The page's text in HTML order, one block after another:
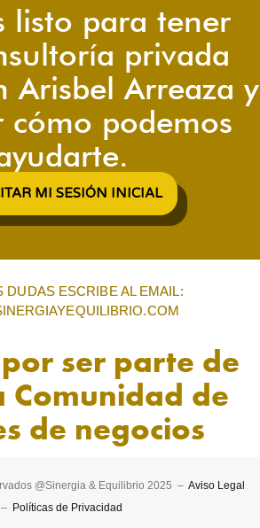
listo para tener
privada
Arisbel Arreaza y
cómo podemos
MI SESIÓN INICIAL
DUDAS ESCRIBE AL EMAIL:
ser parte de
Comunidad de
de negocios
@Sinergia & Equilibrio 2025 – Aviso Legal
– Políticas de Privacidad